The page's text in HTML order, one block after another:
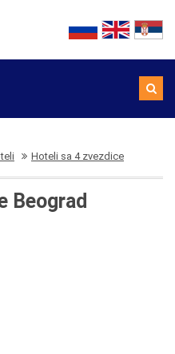
Hoteli sa 4 zvezdice
Beograd